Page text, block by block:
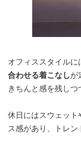
オフィススタイルに
合わせる着こなしが
きちんと感を残しつ
休日にはスウェット
ス感があり、トレン